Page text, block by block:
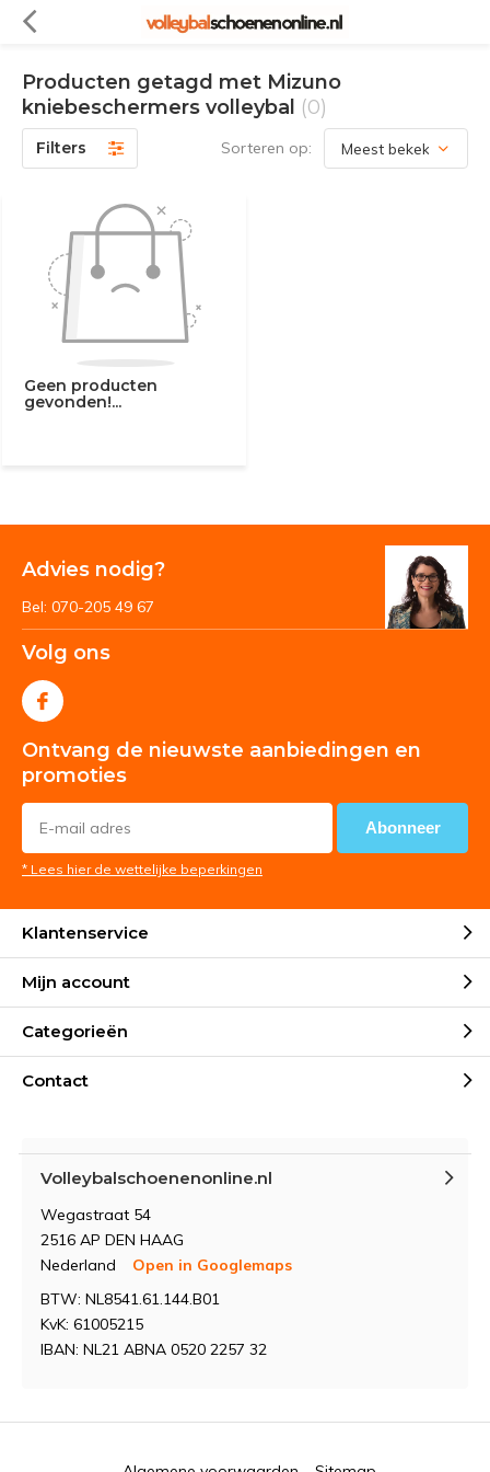
Producten getagd met Mizuno
kniebeschermers volleybal (0)
Filters Sorteren op:
Geen producten
gevonden!...
Advies nodig?
Bel: 070-205 49 67
Volg ons
Ontvang de nieuwste aanbiedingen en
promoties
Abonneer
* Lees hier de wettelijke beperkingen
Klantenservice
Mijn account
Categorieën
Contact
Volleybalschoenenonline.nl
Wegastraat 54
2516 AP DEN HAAG
Nederland
Open in Googlemaps
BTW: NL8541.61.144.B01
KvK: 61005215
IBAN: NL21 ABNA 0520 2257 32